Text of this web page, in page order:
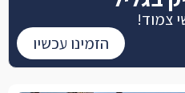
צמוד!
הזמינו עכשיו